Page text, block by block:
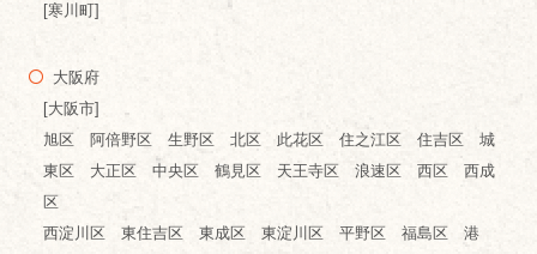
[寒川町]
大阪府
[大阪市]
旭区 阿倍野区 生野区 北区 此花区 住之江区 住吉区 城
東区 大正区 中央区 鶴見区 天王寺区 浪速区 西区 西成
区
西淀川区 東住吉区 東成区 東淀川区 平野区 福島区 港